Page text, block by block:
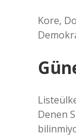
Kore,
Denen